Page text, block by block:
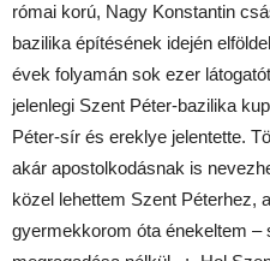
római korú, Nagy Konstantin
bazilika építésének idején
évek folyamán sok ezer
jelenlegi Szent Péter-bazilika
Péter-sír és ereklye jelentette.
akár apostolkodásnak is
közel lehettem Szent Péterhez,
gyermekkorom óta énekeltem